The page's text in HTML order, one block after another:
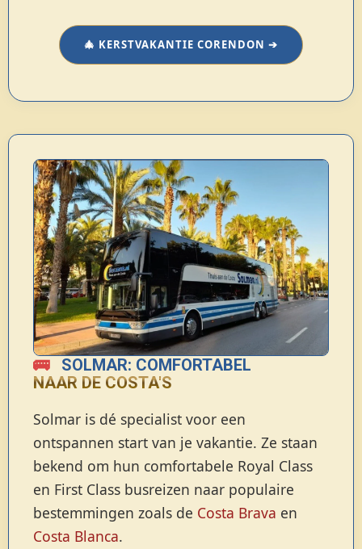
🎄 KERSTVAKANTIE CORENDON ➔
🚌
SOLMAR: COMFORTABEL
NAAR DE COSTA'S
Solmar is dé specialist voor een
ontspannen start van je vakantie. Ze staan
bekend om hun comfortabele Royal Class
en First Class busreizen naar populaire
bestemmingen zoals de Costa Brava en
Costa Blanca.